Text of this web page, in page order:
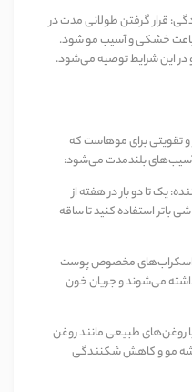
:قرار گرفتن طولانی مدت در
باعث خشکی و آسیب مو شود.
در این شرایط توصیه می‌شود.
تقویتی برای موهاست که
آسیب‌های بلندمدت می‌شود:
:یک تا دو بار در هفته از
باتر استفاده کنید تا ساقه
اسکراب‌های مخصوص پوست
می‌شوند و جریان خون
روغن‌های طبیعی مانند روغن
ریشه مو و کاهش شکنندگی